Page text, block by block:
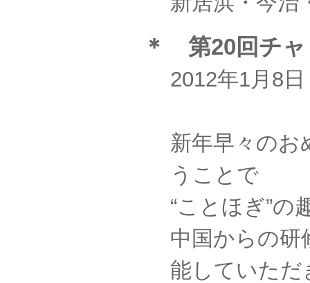
＊ 第20回チャ
2012年1月8
新年早々のお
うことで
“ことほぎ”の
中国からの研
能していただ